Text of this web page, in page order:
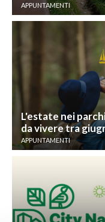
APPUNTAMENTI
L'estate nei
da vivere tra
APPUNTAMENTI